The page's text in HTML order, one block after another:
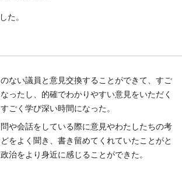
た。
ない議員と意見交換することができて、すご
ったし、的確でわかりやすい意見をいただく
ごく学び深い時間になった。
や会話をしている際に意見やわたしたちの考
をよく聞き、書き留めてくれていたことがと
治をより身近に感じることができた。